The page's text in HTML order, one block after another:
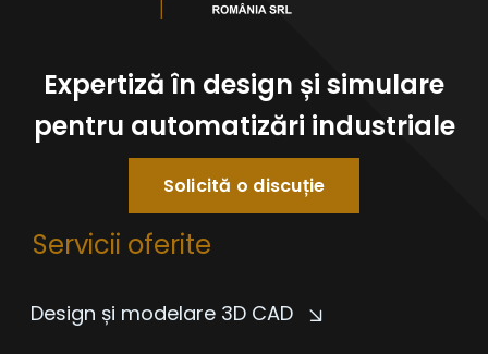
Expertiză în design și simulare
pentru automatizări industriale
Solicită o discuție
Servicii oferite
Design și modelare 3D CAD